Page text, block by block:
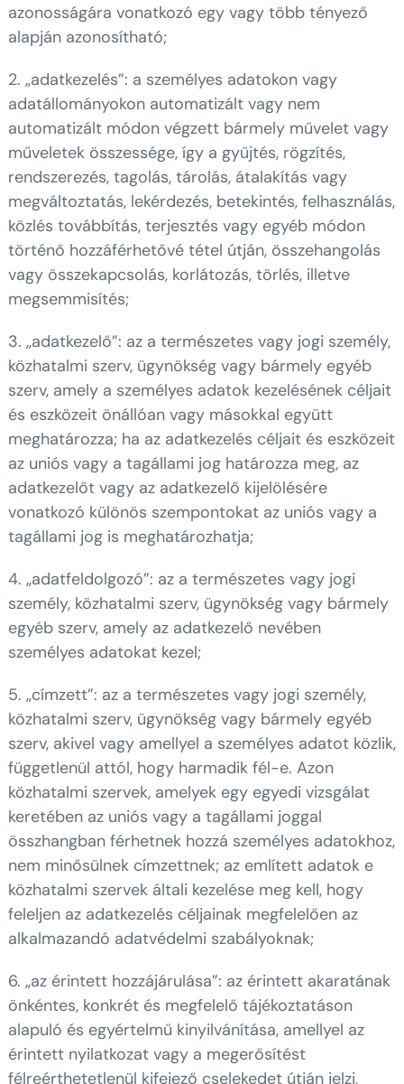
azonosságára vonatkozó egy vagy több tényező
alapján azonosítható;
2. „adatkezelés”: a személyes adatokon vagy
adatállományokon automatizált vagy nem
automatizált módon végzett bármely művelet vagy
műveletek összessége, így a gyűjtés, rögzítés,
rendszerezés, tagolás, tárolás, átalakítás vagy
megváltoztatás, lekérdezés, betekintés, felhasználás,
közlés továbbítás, terjesztés vagy egyéb módon
történő hozzáférhetővé tétel útján, összehangolás
vagy összekapcsolás, korlátozás, törlés, illetve
megsemmisítés;
3. „adatkezelő”: az a természetes vagy jogi személy,
közhatalmi szerv, ügynökség vagy bármely egyéb
szerv, amely a személyes adatok kezelésének céljait
és eszközeit önállóan vagy másokkal együtt
meghatározza; ha az adatkezelés céljait és eszközeit
az uniós vagy a tagállami jog határozza meg, az
adatkezelőt vagy az adatkezelő kijelölésére
vonatkozó különös szempontokat az uniós vagy a
tagállami jog is meghatározhatja;
4. „adatfeldolgozó”: az a természetes vagy jogi
személy, közhatalmi szerv, ügynökség vagy bármely
egyéb szerv, amely az adatkezelő nevében
személyes adatokat kezel;
5. „címzett”: az a természetes vagy jogi személy,
közhatalmi szerv, ügynökség vagy bármely egyéb
szerv, akivel vagy amellyel a személyes adatot közlik,
függetlenül attól, hogy harmadik fél-e. Azon
közhatalmi szervek, amelyek egy egyedi vizsgálat
keretében az uniós vagy a tagállami joggal
összhangban férhetnek hozzá személyes adatokhoz,
nem minősülnek címzettnek; az említett adatok e
közhatalmi szervek általi kezelése meg kell, hogy
feleljen az adatkezelés céljainak megfelelően az
alkalmazandó adatvédelmi szabályoknak;
6. „az érintett hozzájárulása”: az érintett akaratának
önkéntes, konkrét és megfelelő tájékoztatáson
alapuló és egyértelmű kinyilvánítása, amellyel az
érintett nyilatkozat vagy a megerősítést
félreérthetetlenül kifejező cselekedet útján jelzi,